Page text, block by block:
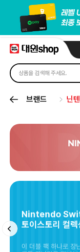
브랜드 닌
Nintendo
토이스토리 컬렉
모든 장난감을 만나보